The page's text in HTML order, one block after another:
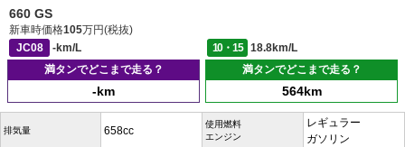
660 GS
新車時価格105万円(税抜)
JC08
-km/L 10・15
18.8km/L
満タンでどこまで走る？
-km
満タンでどこまで走る？
564km
排気量 658cc
使用燃料
エンジン
レギュラー
ガソリン